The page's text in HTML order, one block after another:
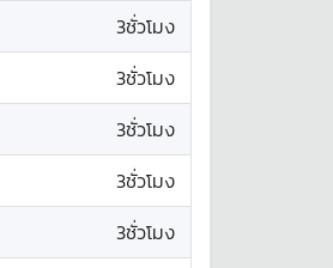
3ชั่วโมง
3ชั่วโมง
3ชั่วโมง
3ชั่วโมง
3ชั่วโมง